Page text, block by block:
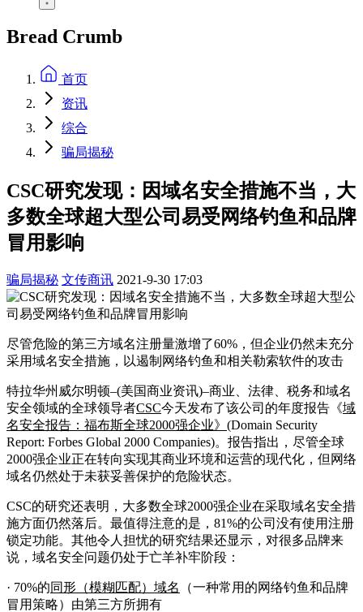
Bread Crumb
首页
资讯
综合
骗局揭秘
CSC研究发现：因域名安全措施不当，大
多数全球超大型公司易受网络钓鱼和品牌
冒用影响
骗局揭秘 文传商讯 2021-9-30 17:03
尽管危险的第三方域名注册量激增了60%，但企业仍然未充分
采用域名安全措施，以遏制网络钓鱼和相关勒索软件的攻击
特拉华州威尔明顿–(美国商业资讯)–商业、法律、税务和域名
安全领域的全球领导者CSC今天发布了该公司的年度报告《域
名安全报告：福布斯全球2000强企业》 (Domain Security
Report: Forbes Global 2000 Companies)。报告指出，尽管全球
2000强企业正在转向实现其商业环境和运营的现代化，但网络
域名仍然处于未获妥善保护的危险状态。
CSC的研究还表明，大多数全球2000强企业在采取域名安全措
施方面仍然落后。最值得注意的是，81%的公司没有使用注册
锁定功能。其他令人担忧的研究结果还显示，对很多品牌来
说，域名安全问题仍处于亡羊补牢阶段：
· 70%的同形（模糊匹配）域名
（一种常用的网络钓鱼和品牌
冒用策略）由第三方所拥有